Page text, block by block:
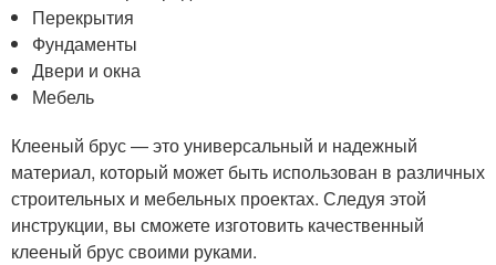
Перекрытия
Фундаменты
Двери и окна
Мебель
Клееный брус — это универсальный и надежный
материал, который может быть использован в различных
строительных и мебельных проектах. Следуя этой
инструкции, вы сможете изготовить качественный
клееный брус своими руками.